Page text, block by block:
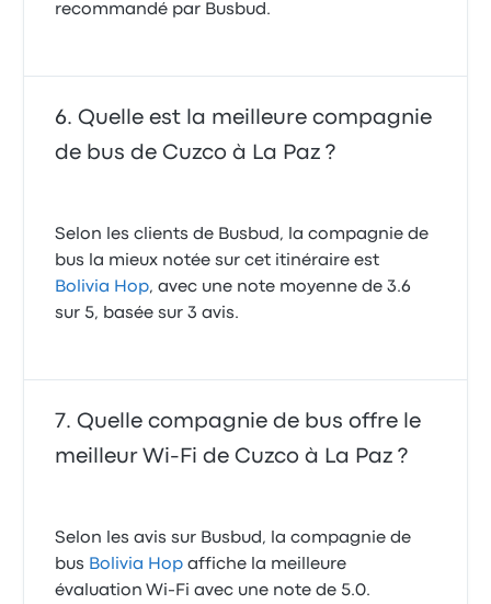
recommandé par Busbud.
Quelle est la meilleure compagnie
de bus de Cuzco à La Paz ?
Selon les clients de Busbud, la compagnie de
bus la mieux notée sur cet itinéraire est
Bolivia Hop, avec une note moyenne de 3.6
sur 5, basée sur 3 avis.
Quelle compagnie de bus offre le
meilleur Wi-Fi de Cuzco à La Paz ?
Selon les avis sur Busbud, la compagnie de
bus Bolivia Hop affiche la meilleure
évaluation Wi-Fi avec une note de 5.0.